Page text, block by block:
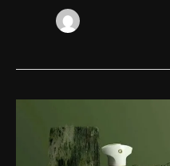
Purpose